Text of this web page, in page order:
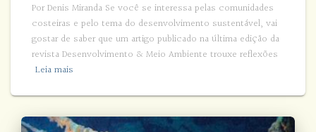
Por Denis Miranda Se você se interessa pelas comunidades
costeiras e pelo tema do desenvolvimento sustentável, vai
gostar de saber que um artigo publicado na última edição da
revista Desenvolvimento & Meio Ambiente trouxe reflexões
Leia mais